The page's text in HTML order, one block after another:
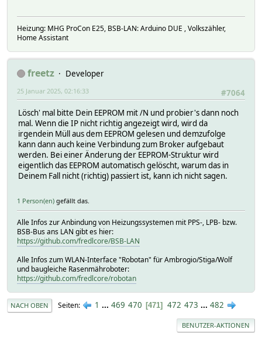
Heizung: MHG ProCon E25, BSB-LAN: Arduino DUE , Volkszähler,
Home Assistant
freetz
Developer
#7064
25 Januar 2025, 02:16:33
Lösch' mal bitte Dein EEPROM mit /N und probier's dann noch
mal. Wenn die IP nicht richtig angezeigt wird, wird da
irgendein Müll aus dem EEPROM gelesen und demzufolge
kann dann auch keine Verbindung zum Broker aufgebaut
werden. Bei einer Änderung der EEPROM-Struktur wird
eigentlich das EEPROM automatisch gelöscht, warum das in
Deinem Fall nicht (richtig) passiert ist, kann ich nicht sagen.
1 Person(en) gefällt das.
Alle Infos zur Anbindung von Heizungssystemen mit PPS-, LPB- bzw.
BSB-Bus ans LAN gibt es hier:
https://github.com/fredlcore/BSB-LAN
Alle Infos zum WLAN-Interface "Robotan" für Ambrogio/Stiga/Wolf
und baugleiche Rasenmähroboter:
https://github.com/fredlcore/robotan
NACH OBEN Seiten 1 ... 469 470 471 472 473 ... 482
BENUTZER-AKTIONEN